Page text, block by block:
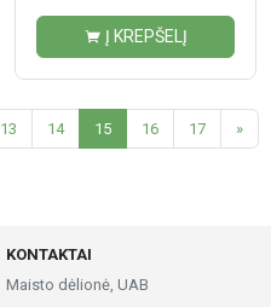
Į KREPŠELĮ
13 14 15 16 17 »
KONTAKTAI
Maisto dėlionė, UAB